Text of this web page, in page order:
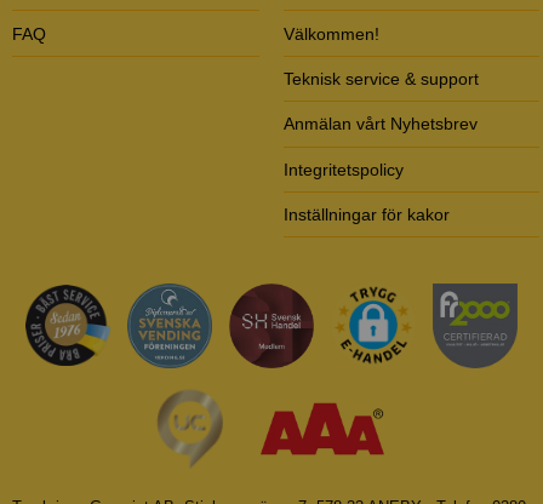
FAQ Välkommen!
Teknisk service & support
Anmälan vårt Nyhetsbrev
Integritetspolicy
Inställningar för kakor